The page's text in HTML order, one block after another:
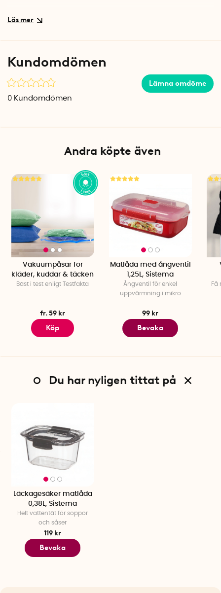
Smidig i vardagen
värma den direkt i lådan. Den transparenta designen gör
smidig förvaring i kylen.
Specifikationer
Färg: Transparent med svarta clips
Tillverkad i: Nya Zeeland
Kundomdömen
Lämna omdöme
0 Kundomdömen
Andra köpte även
Vakuumpåsar för
kläder, kuddar & täcken
Bäst i test enligt Testfakta
fr. 59 kr
Köp
Matlåda med ångventil
1,25L, Sistema
Ångventil för enkel
uppvärmning i mikro
99 kr
Bevaka
Få
Du har nyligen tittat på
Läckagesäker matlåda
0,38L, Sistema
Helt vattentät för soppor
och såser
119 kr
Bevaka